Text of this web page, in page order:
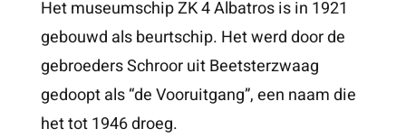
Het museumschip ZK 4 Albatros is in 1921
gebouwd als beurtschip. Het werd door de
gebroeders Schroor uit Beetsterzwaag
gedoopt als “de Vooruitgang”, een naam die
het tot 1946 droeg.